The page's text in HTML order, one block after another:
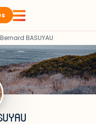
Bernard BASUYAU